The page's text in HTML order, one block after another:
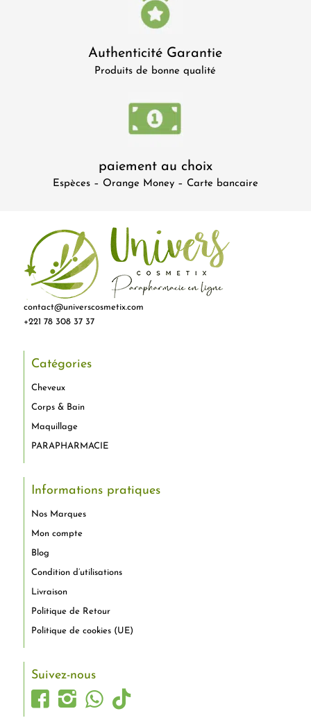
Authenticité Garantie
Produits de bonne qualité
paiement au choix
Espèces – Orange Money – Carte bancaire
contact@universcosmetix.com
+221 78 308 37 37
Catégories
Cheveux
Corps & Bain
Maquillage
PARAPHARMACIE
Informations pratiques
Nos Marques
Mon compte
Blog
Condition d’utilisations
Livraison
Politique de Retour
Politique de cookies (UE)
Suivez-nous